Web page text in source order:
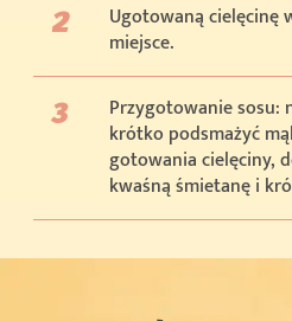
Ugotowaną cielęcinę
miejsce.
Przygotowanie sosu:
krótko podsmażyć
gotowania cielęciny,
kwaśną śmietanę i